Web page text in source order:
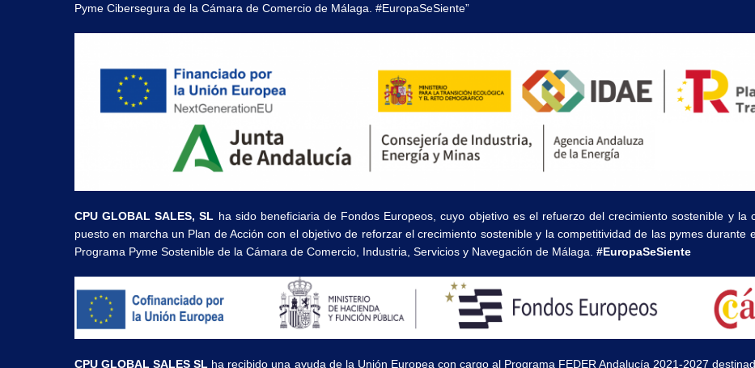
Pyme Cibersegura de la Cámara de Comercio de Málaga. #EuropaSeSiente”
CPU GLOBAL SALES, SL ha sido beneficiaria de Fondos Europeos, cuyo objetivo es el refuerzo del crecimiento sostenible y la
puesto en marcha un Plan de Acción con el objetivo de reforzar el crecimiento sostenible y la competitividad de las pymes
Programa Pyme Sostenible de la Cámara de Comercio, Industria, Servicios y Navegación de Málaga. #EuropaSeSiente
CPU GLOBAL SALES SL ha recibido una ayuda de la Unión Europea con cargo al Programa FEDER Andalucía 2021-2027